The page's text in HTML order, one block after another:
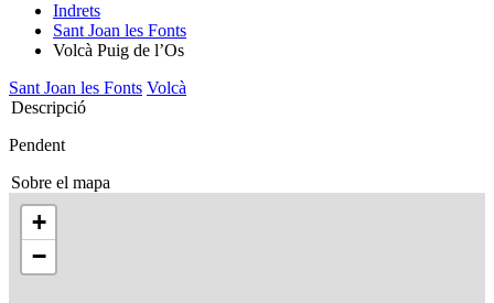
Indrets
Sant Joan les Fonts
Volcà Puig de l’Os
Sant Joan les Fonts Volcà
Descripció
Pendent
Sobre el mapa
+
−